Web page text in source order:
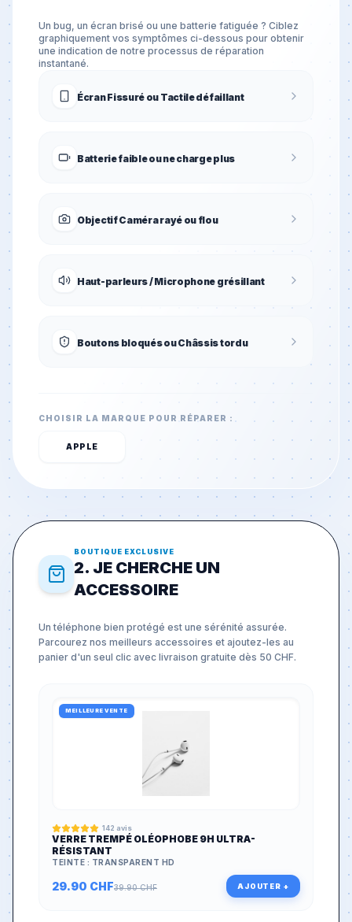
Un bug, un écran brisé ou une batterie fatiguée ? Ciblez
graphiquement vos symptômes ci-dessous pour obtenir
une indication de notre processus de réparation
instantané.
Écran Fissuré ou Tactile défaillant
Batterie faible ou ne charge plus
Objectif Caméra rayé ou flou
Haut-parleurs / Microphone grésillant
Boutons bloqués ou Châssis tordu
CHOISIR LA MARQUE POUR RÉPARER :
APPLE
BOUTIQUE EXCLUSIVE
2. JE CHERCHE UN
ACCESSOIRE
Un téléphone bien protégé est une sérénité assurée.
Parcourez nos meilleurs accessoires et ajoutez-les au
panier d'un seul clic avec livraison gratuite dès 50 CHF.
MEILLEURE VENTE
142 avis
VERRE TREMPÉ OLÉOPHOBE 9H ULTRA-
RÉSISTANT
TEINTE : TRANSPARENT HD
29.90 CHF39.90CHF AJOUTER +